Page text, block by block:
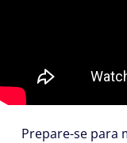
Prepare-se para